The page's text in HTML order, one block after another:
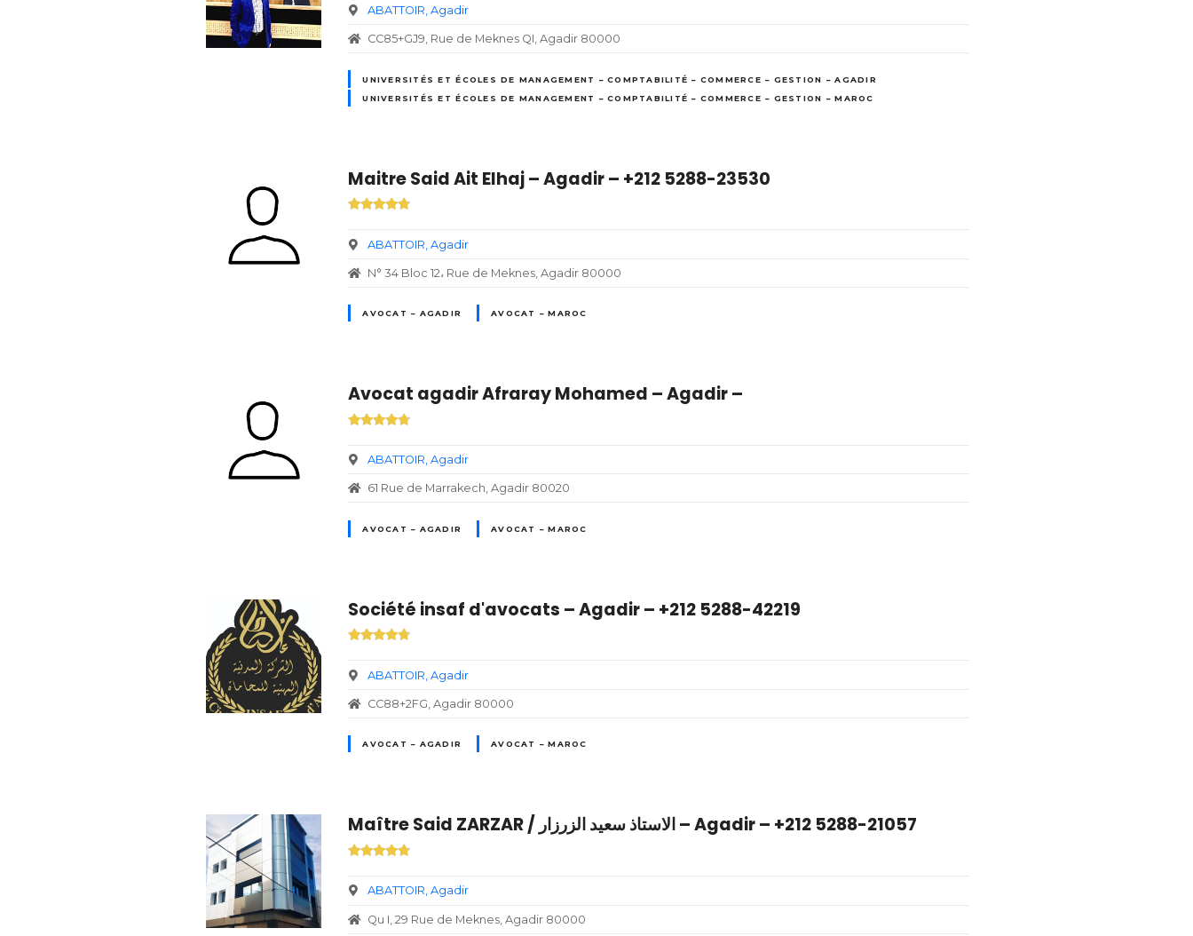
ABATTOIR Agadir
CC85+GJ9, Rue de Meknes QI, Agadir 80000
UNIVERSITÉS ET ÉCOLES DE MANAGEMENT – COMPTABILITÉ – COMMERCE – GESTION – AGADIR
UNIVERSITÉS ET ÉCOLES DE MANAGEMENT – COMPTABILITÉ – COMMERCE – GESTION – MAROC
Maitre Said Ait Elhaj – Agadir – +212 5288-23530
ABATTOIR Agadir
N° 34 Bloc 12، Rue de Meknes, Agadir 80000
AVOCAT – AGADIR AVOCAT – MAROC
Avocat agadir Afraray Mohamed – Agadir –
ABATTOIR Agadir
61 Rue de Marrakech, Agadir 80020
AVOCAT – AGADIR AVOCAT – MAROC
Société insaf d'avocats – Agadir – +212 5288-42219
ABATTOIR Agadir
CC88+2FG, Agadir 80000
AVOCAT – AGADIR AVOCAT – MAROC
Maître Said ZARZAR / الاستاذ سعيد الزرزار – Agadir – +212 5288-21057
ABATTOIR Agadir
Qu I, 29 Rue de Meknes, Agadir 80000